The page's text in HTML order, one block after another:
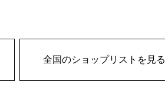
全国のショップリストを見る